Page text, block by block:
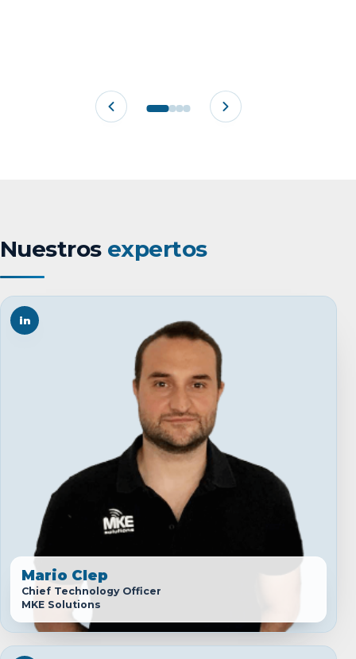
Nuestros expertos
in
Mario Clep
Chief Technology Officer
MKE Solutions